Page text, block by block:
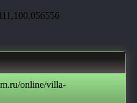
online/villa-